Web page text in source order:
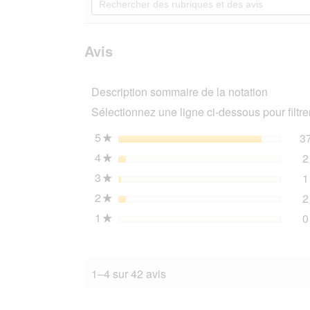
Bœuf
et
veau
vers
des
des
avis
Avis
Description sommaire de la notation
Sélectionnez une ligne ci-dessous pour
5★ étoiles
4★ étoiles 2
3★ étoiles 1
2★ étoiles 2
1★ 0
1–4 sur 42 avis